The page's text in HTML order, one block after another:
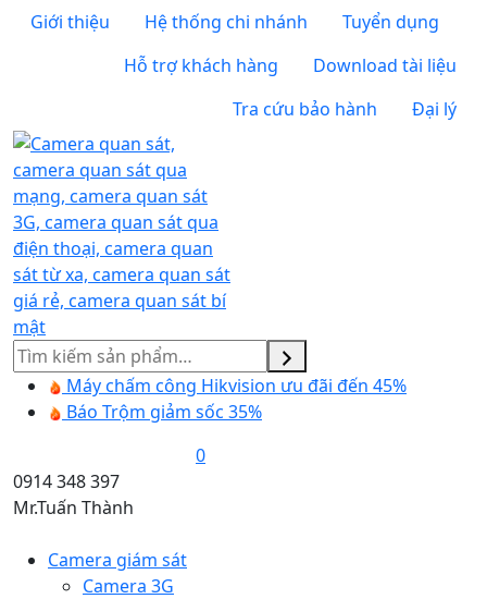
Giới thiệu Hệ thống chi nhánh
Tuyển dụng
Hỗ trợ khách hàng
Download tài liệu
Tra cứu bảo hành
Đại lý
Tìm
kiếm
Máy chấm công Hikvision ưu đãi đến 45%
Báo Trộm giảm sốc 35%
0
0914 348 397
Mr.Tuấn Thành
Camera giám sát
Camera 3G